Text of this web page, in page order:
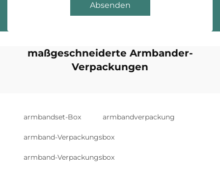
Absenden
maßgeschneiderte Armbander-
Verpackungen
armbandset-Box armbandverpackung
armband-Verpackungsbox
armband-Verpackungsbox